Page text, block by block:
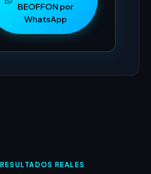
BEOFFON por
WhatsApp
RESULTADOS REALES